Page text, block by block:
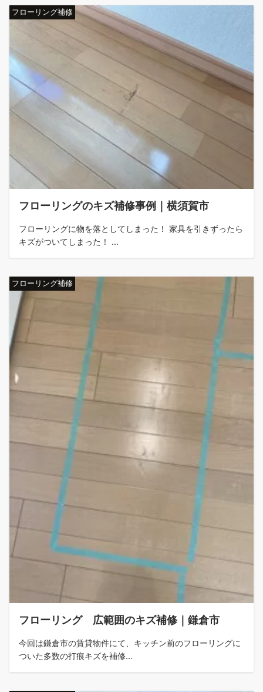
フローリング補修
フローリングのキズ補修事例｜横須賀市
フローリングに物を落としてしまった！ 家具を引きずったら
キズがついてしまった！ ...
フローリング補修
フローリング 広範囲のキズ補修｜鎌倉市
今回は鎌倉市の賃貸物件にて、キッチン前のフローリングに
ついた多数の打痕キズを補修...